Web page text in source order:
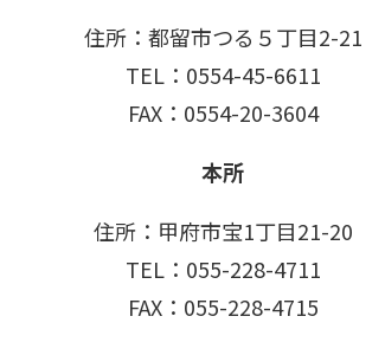
住所：都留市つる５丁目2-21
TEL：0554-45-6611
FAX：0554-20-3604
本所
住所：甲府市宝1丁目21-20
TEL：055-228-4711
FAX：055-228-4715